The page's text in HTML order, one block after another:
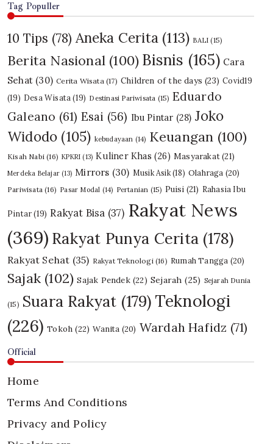
Tag Populler
10 Tips (78) Aneka Cerita (113) BALI (15)
Berita Nasional (100) Bisnis (165) Cara
Sehat (30) Cerita Wisata(17) Children of the days (23) Covid19
(19) Desa Wisata (19) Destinasi Pariwisata (15) Eduardo
Galeano (61) Esai (56) Ibu Pintar (28) Joko
Widodo (105) kebudayaan (14) Keuangan (100)
Kisah Nabi (16) KPKRI (13) Kuliner Khas (26) Masyarakat(21)
Merdeka Belajar (13) Mirrors (30) Musik Asik(18) Olahraga (20)
Pariwisata (16) Pasar Modal (14) Pertanian (15) Puisi (21) Rahasia Ibu
Pintar(19) Rakyat Bisa (37) Rakyat News
(369) Rakyat Punya Cerita (178)
Rakyat Sehat (35) Rakyat Teknologi(16) Rumah Tangga (20)
Sajak (102) Sajak Pendek(22) Sejarah (25) Sejarah Dunia
(15) Suara Rakyat (179) Teknologi
(226) Tokoh (22) Wanita (20) Wardah Hafidz (71)
Official
Home
Terms And Conditions
Privacy and Policy